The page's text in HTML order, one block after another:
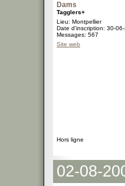
Dams
Tagglers+
Lieu: Montpellier
Date d'inscription: 30-
Messages: 567
Site web
Hors ligne
02-08-